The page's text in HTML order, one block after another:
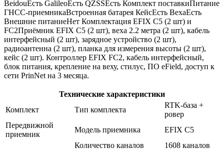
BeidouЕсть GalileoЕсть QZSSЕсть Комплект поставкиПитание
ГНСС-приемникаВстроенная батарея КейсЕсть ВехаЕсть
Внешние питаниеНет Комплектация EFIX C5 (2 шт) и
FC2Приёмник EFIX C5 (2 шт), веха 2.2 метра (2 шт), кабель
интерфейсный (2 шт), зарядное устройство (2 шт),
радиоантенна (2 шт), планка для измерения высоты (2 шт),
кейс (2 шт). Контроллер EFIX FC2, кабель интерфейсный,
блок питания, крепление на веху, стилус, ПО eField, доступ к
сети PrinNet на 3 месяца.
Технические характеристики
Комплект
Тип комплекта
RTK-база +
ровер
Передвижной
приемник
Модель приемника
EFIX C5
Количество каналов
1608 каналов